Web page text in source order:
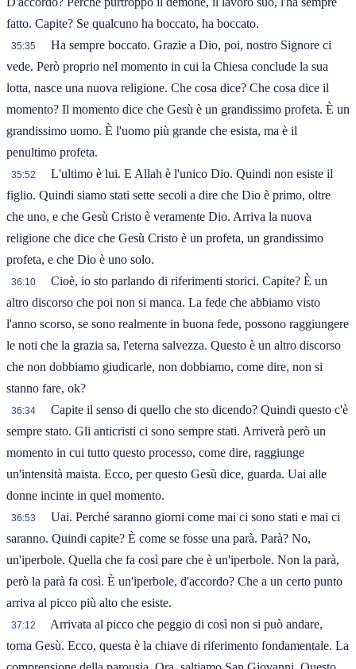
fatto. Capite? Se qualcuno ha boccato, ha boccato.
35:35
Ha sempre boccato. Grazie a Dio, poi, nostro Signore ci
vede. Però proprio nel momento in cui la Chiesa conclude la sua
lotta, nasce una nuova religione. Che cosa dice? Che cosa dice il
momento? Il momento dice che Gesù è un grandissimo profeta. È un
grandissimo uomo. È l'uomo più grande che esista, ma è il
penultimo profeta.
35:52
L'ultimo è lui. E Allah è l'unico Dio. Quindi non esiste il
figlio. Quindi siamo stati sette secoli a dire che Dio è primo, oltre
che uno, e che Gesù Cristo è veramente Dio. Arriva la nuova
religione che dice che Gesù Cristo è un profeta, un grandissimo
profeta, e che Dio è uno solo.
36:10
Cioè, io sto parlando di riferimenti storici. Capite? È un
altro discorso che poi non si manca. La fede che abbiamo visto
l'anno scorso, se sono realmente in buona fede, possono raggiungere
le noti che la grazia sa, l'eterna salvezza. Questo è un altro discorso
che non dobbiamo giudicarle, non dobbiamo, come dire, non si
stanno fare, ok?
36:34
Capite il senso di quello che sto dicendo? Quindi questo c'è
sempre stato. Gli anticristi ci sono sempre stati. Arriverà però un
momento in cui tutto questo processo, come dire, raggiunge
un'intensità maista. Ecco, per questo Gesù dice, guarda. Uai alle
donne incinte in quel momento.
36:53
Uai. Perché saranno giorni come mai ci sono stati e mai ci
saranno. Quindi capite? È come se fosse una parà. Parà? No,
un'iperbole. Quella che fa così pare che è un'iperbole. Non la parà,
però la parà fa così. È un'iperbole, d'accordo? Che a un certo punto
arriva al picco più alto che esiste.
37:12
Arrivata al picco che peggio di così non si può andare,
torna Gesù. Ecco, questa è la chiave di riferimento fondamentale. La